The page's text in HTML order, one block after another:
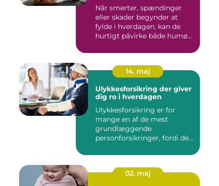
Når smerter, spændinger
eller skader begynder at
fylde i hverdagen, kan de
hurtigt påvirke både humø...
14. maj
Ulykkesforsikring der giver
dig ro i hverdagen
Ulykkesforsikring er for
mange en af de mest
grundlæggende
personforsikringer, fordi den
02. maj